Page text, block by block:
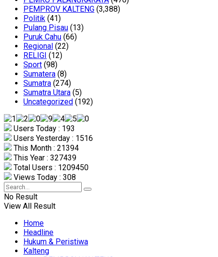
PEMPROV KALTENG (3,388)
Politik (41)
Pulang Pisau (13)
Puruk Cahu (66)
Regional (22)
RELIGI (12)
Sport (98)
Sumatera (8)
Sumatra (274)
Sumatra Utara (5)
Uncategorized (192)
Users Today : 193
Users Yesterday : 1516
This Month : 21394
This Year : 327439
Total Users : 1209450
Views Today : 308
No Result
View All Result
Home
Headline
Hukum & Peristiwa
Kalteng